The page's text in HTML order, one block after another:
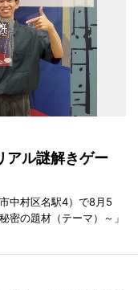
アル謎解きゲー
中村区名駅4）で8月5
密の題材（テーマ）～」